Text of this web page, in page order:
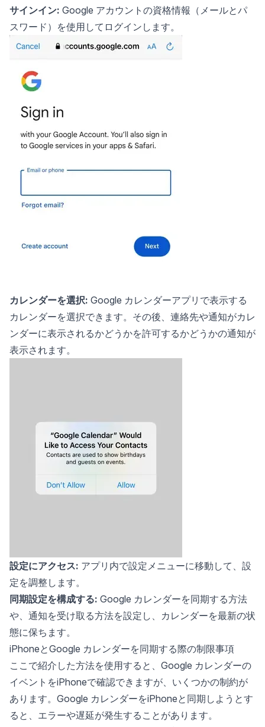
サインイン: Google アカウントの資格情報（メールとパ
スワード）を使用してログインします。
カレンダーを選択: Google カレンダーアプリで表示する
カレンダーを選択できます。その後、連絡先や通知がカレ
ンダーに表示されるかどうかを許可するかどうかの通知が
表示されます。
設定にアクセス: アプリ内で設定メニューに移動して、設
定を調整します。
同期設定を構成する: Google カレンダーを同期する方法
や、通知を受け取る方法を設定し、カレンダーを最新の状
態に保ちます。
iPhoneとGoogle カレンダーを同期する際の制限事項
ここで紹介した方法を使用すると、Google カレンダーの
イベントをiPhoneで確認できますが、いくつかの制約が
あります。Google カレンダーをiPhoneと同期しようとす
ると、エラーや遅延が発生することがあります。